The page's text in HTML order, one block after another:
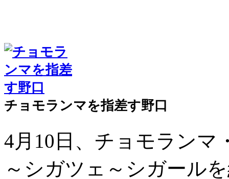
チョモランマを指差す野口
4月10日、チョモランマ
～シガツェ～シガール